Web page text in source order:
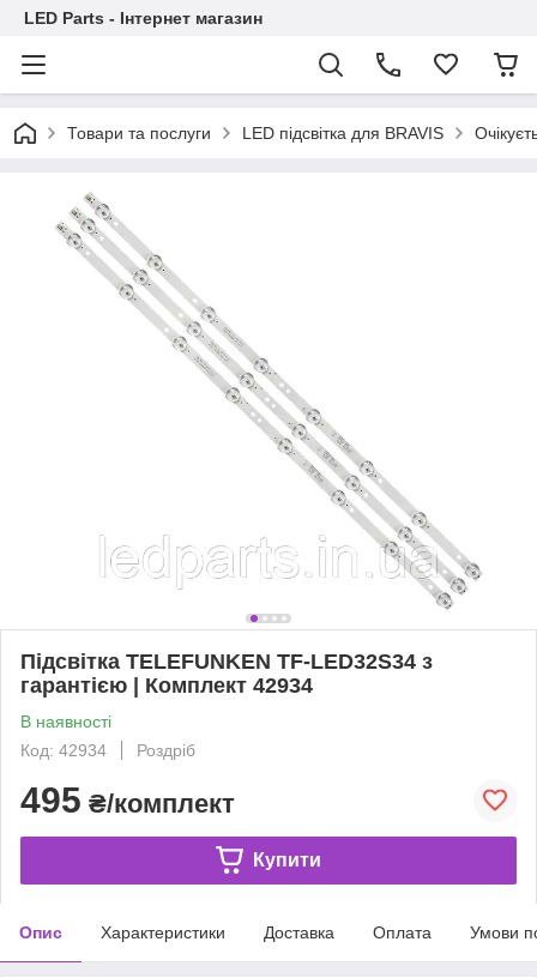
LED Parts - Інтернет магазин
Товари та послуги LED підсвітка для BRAVIS
Підсвітка TELEFUNKEN TF-LED32S34 з
гарантією | Комплект 42934
В наявності
Код: 42934
Роздріб
495 ₴/комплект
Купити
Опис Характеристики Доставка Оплата Умови